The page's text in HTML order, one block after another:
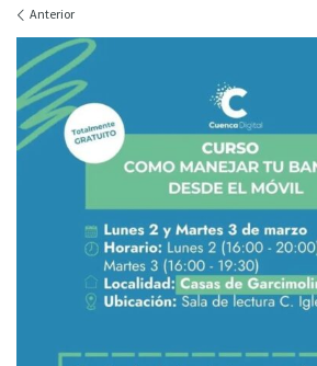
Navegación de imágenes
Anterior